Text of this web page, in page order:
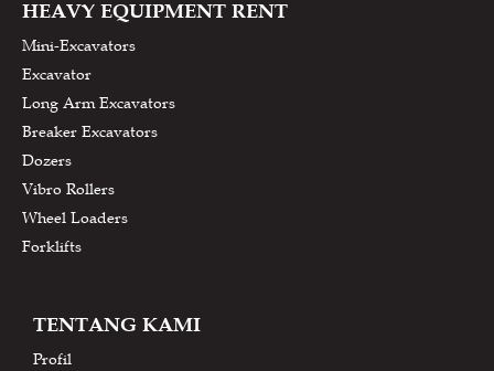
HEAVY EQUIPMENT RENT
Mini-Excavators
Excavator
Long Arm Excavators
Breaker Excavators
Dozers
Vibro Rollers
Wheel Loaders
Forklifts
TENTANG KAMI
Profil